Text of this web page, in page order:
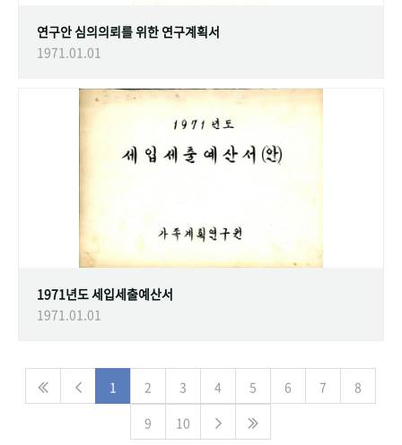
연구안 심의의뢰를 위한 연구계획서
1971.01.01
1971년도 세입세출예산서
1971.01.01
1 2 3 4 5 6 7
8
9
10